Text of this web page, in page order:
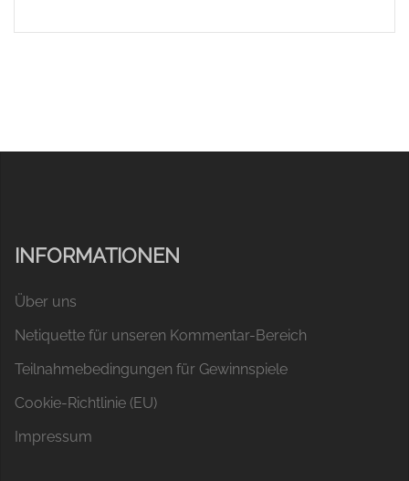
INFORMATIONEN
Über uns
Netiquette für unseren Kommentar-Bereich
Teilnahmebedingungen für Gewinnspiele
Cookie-Richtlinie (EU)
Impressum